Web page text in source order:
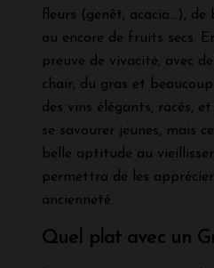
fleurs (genêt, acacia…), de
ou encore de fruits secs.
preuve de vivacité, avec
chair, du gras et
des vins élégants, racés,
se savourer jeunes, mais
belle aptitude au
permettra de les
ancienneté.
Quel plat avec un